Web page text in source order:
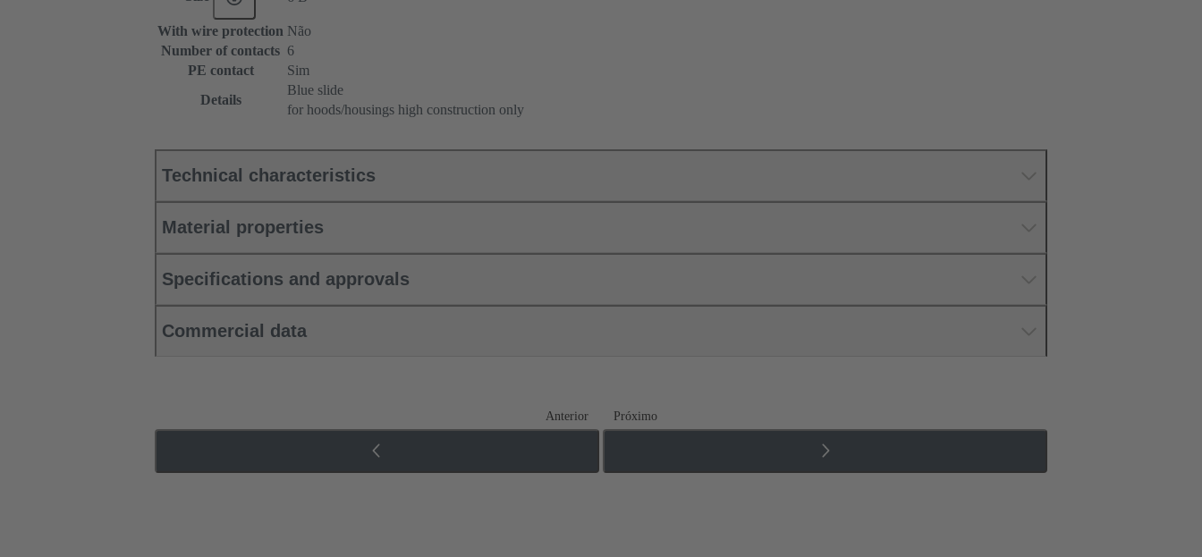
With wire protection Não
Number of contacts 6
PE contact
Sim
Details
Blue slide
for hoods/housings high construction only
Technical characteristics
Material properties
Specifications and approvals
Commercial data
Anterior Próximo